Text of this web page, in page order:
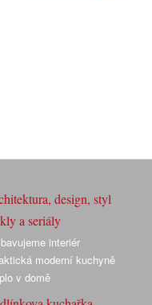
design, styl
a seriály
interiér
moderní kuchyně
v domě